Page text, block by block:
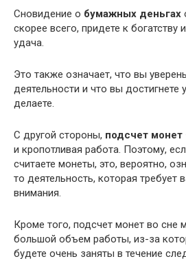
Сновидение о бумажных деньгах
скорее всего, придете к богатству
удача.
Это также означает, что вы
деятельности и что вы достигнете
делаете.
С другой стороны, подсчет монет
и кропотливая работа. Поэтому,
считаете монеты, это, вероятно,
то деятельность, которая требует
внимания.
Кроме того, подсчет монет во сне
большой объем работы, из-за
будете очень заняты в течение